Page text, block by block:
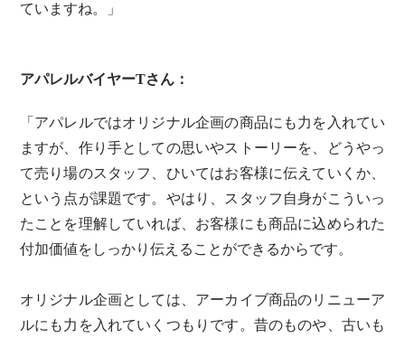
ていますね。」
アパレルバイヤーTさん：
「アパレルではオリジナル企画の商品にも力を入れてい
ますが、作り手としての思いやストーリーを、どうやっ
て売り場のスタッフ、ひいてはお客様に伝えていくか、
という点が課題です。やはり、スタッフ自身がこういっ
たことを理解していれば、お客様にも商品に込められた
付加価値をしっかり伝えることができるからです。
オリジナル企画としては、アーカイブ商品のリニューア
ルにも力を入れていくつもりです。昔のものや、古いも